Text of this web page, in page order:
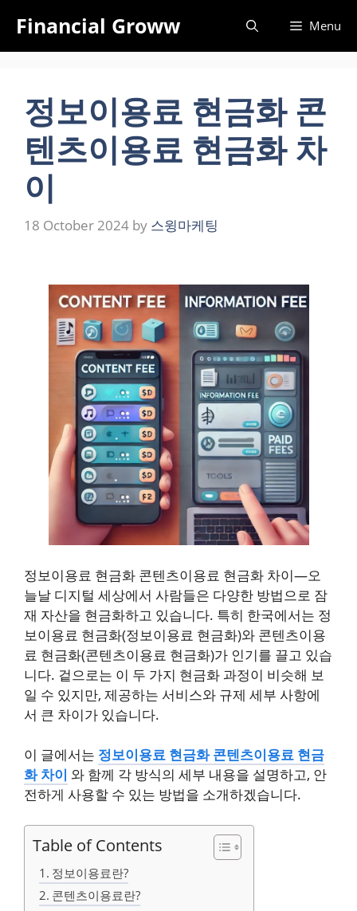
content
Financial Groww Menu
정보이용료 현금화 콘
텐츠이용료 현금화 차
이
18 October 2024 by 스윙마케팅
정보이용료 현금화 콘텐츠이용료 현금화 차이—오
늘날 디지털 세상에서 사람들은 다양한 방법으로 잠
재 자산을 현금화하고 있습니다. 특히 한국에서는 정
보이용료 현금화(정보이용료 현금화)와 콘텐츠이용
료 현금화(콘텐츠이용료 현금화)가 인기를 끌고 있습
니다. 겉으로는 이 두 가지 현금화 과정이 비슷해 보
일 수 있지만, 제공하는 서비스와 규제 세부 사항에
서 큰 차이가 있습니다.
이 글에서는 정보이용료 현금화 콘텐츠이용료 현금
화 차이 와 함께 각 방식의 세부 내용을 설명하고, 안
전하게 사용할 수 있는 방법을 소개하겠습니다.
Table of Contents
정보이용료란?
콘텐츠이용료란?